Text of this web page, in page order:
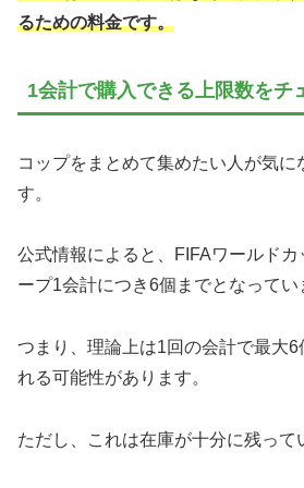
るための料金です。
1会計で購入できる上限数をチ
コップをまとめて集めたい人が気に
す。
公式情報によると、FIFAワールド
ープ1会計につき6個までとなってい
つまり、理論上は1回の会計で最大6
れる可能性があります。
ただし、これは在庫が十分に残って